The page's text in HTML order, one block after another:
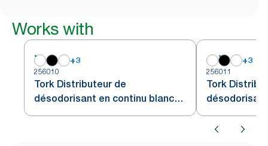
Works with
+3
256010
Tork Distributeur de
désodorisant en continu blanc
+3
256011
Tork